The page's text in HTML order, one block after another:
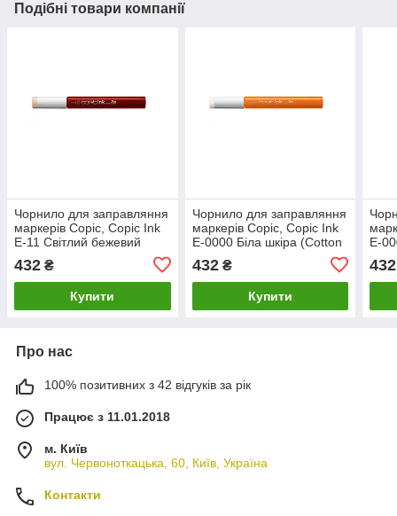
Подібні товари компанії
Чорнило для заправляння
маркерів Copic, Copic Ink
E-11 Світлий бежевий
432 ₴
Купити
Чорнило для заправляння
маркерів Copic, Copic Ink
E-0000 Біла шкіра (Cotton
432₴
Купити
E-
fruit
432
Про нас
100% позитивних з 42 відгуків за рік
Працює з 11.01.2018
м. Київ
вул. Червоноткацька, 60, Київ, Україна
Контакти